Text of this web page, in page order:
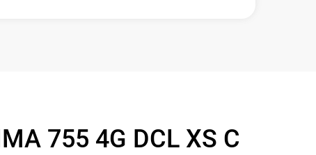
755 4G DCL XS C